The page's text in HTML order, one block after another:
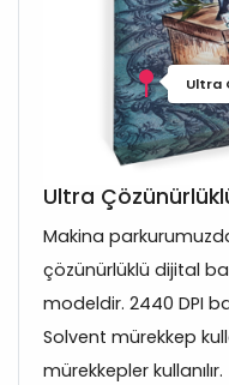
Ultra
Ultra
Makina
çözünürlüklü dijital
modeldir. 2440 DPI
Solvent mürekkep
mürekkepler kullanılır.